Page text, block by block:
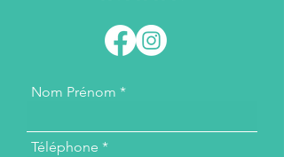
Nom Prénom
Téléphone